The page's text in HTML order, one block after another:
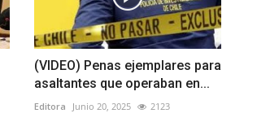
(VIDEO) Penas ejemplares para
asaltantes que operaban en...
Editora Junio 20, 2025 2123